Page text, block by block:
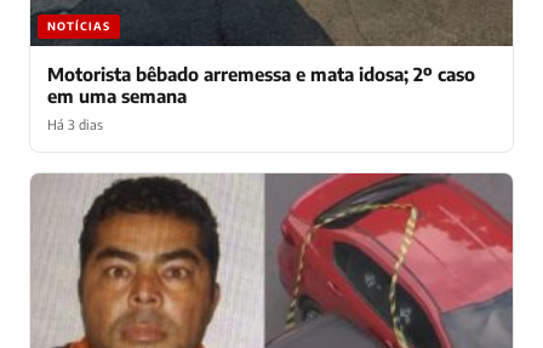
NOTÍCIAS
Motorista bêbado arremessa e mata idosa; 2º caso
em uma semana
Há 3 dias